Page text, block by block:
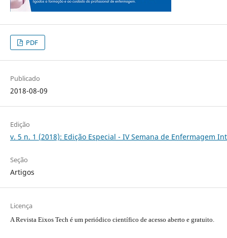
PDF
Publicado
2018-08-09
Edição
v. 5 n. 1 (2018): Edição Especial - IV Semana de Enfermagem
Seção
Artigos
Licença
A Revista Eixos Tech é um periódico científico de acesso aberto e gratuito.